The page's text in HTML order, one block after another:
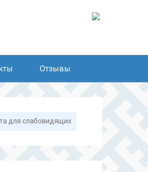
Отзывы
для слабовидящих